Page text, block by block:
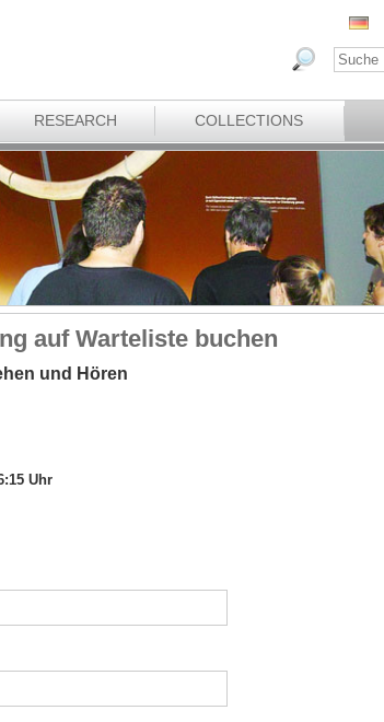
RESEARCH COLLECTIONS
auf Warteliste buchen
und Hören
Uhr